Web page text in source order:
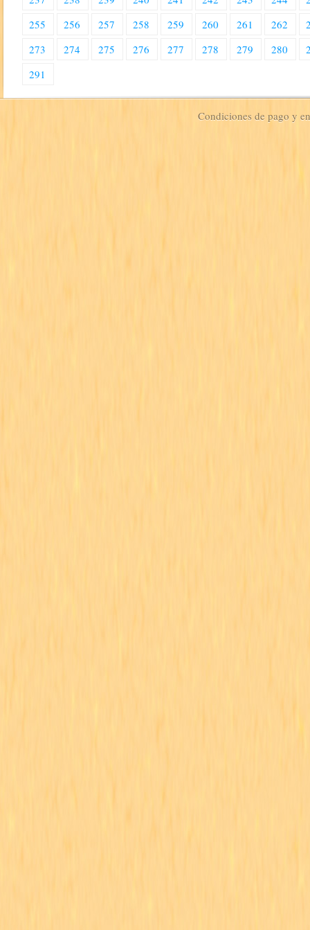
255
256 257 258 259 260 261 262
273
274 275 276 277 278 279 280
291
Condiciones de pago y